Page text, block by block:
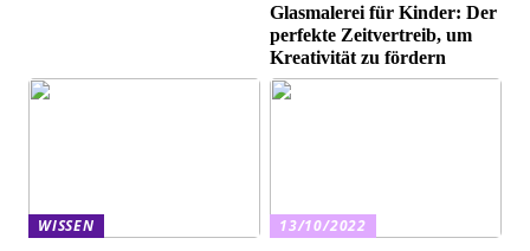
Glasmalerei für Kinder: Der
perfekte Zeitvertreib, um
Kreativität zu fördern
WISSEN
13/10/2022